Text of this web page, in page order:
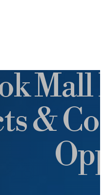
Mall
&